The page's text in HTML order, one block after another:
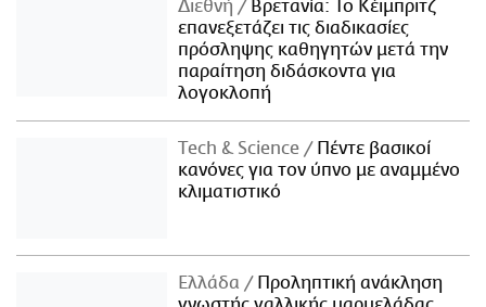
Διεθνή
Βρετανία: Το Κέιμπριτζ
επανεξετάζει τις διαδικασίες
πρόσληψης καθηγητών μετά την
παραίτηση διδάσκοντα για
λογοκλοπή
Τech & Science
Πέντε βασικοί
κανόνες για τον ύπνο με αναμμένο
κλιματιστικό
Ελλάδα
Προληπτική ανάκληση